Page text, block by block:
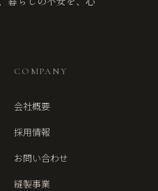
COMPANY
会社概要
採用情報
お問い合わせ
縫製事業